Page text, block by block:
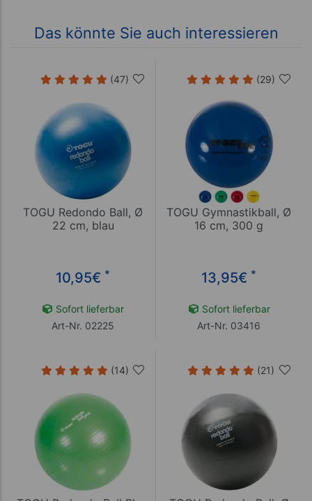
Das könnte Sie auch interessieren
(47)
TOGU Redondo Ball, Ø
22 cm, blau
10,95€ *
Sofort lieferbar
Art-Nr. 02225
(29)
TOGU Gymnastikball, Ø
16 cm, 300 g
13,95€ *
Sofort lieferbar
Art-Nr. 03416
(14) (21)